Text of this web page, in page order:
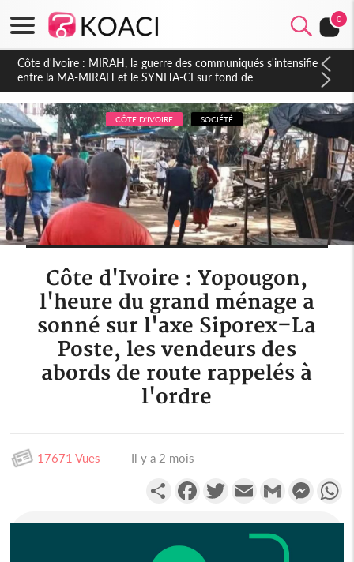
0
Côte d'Ivoire : Indépendance 2026, Thiam plaide pour un
environnement démocratique plus apaisé
CÔTE D'IVOIRE SOCIÉTÉ
Côte d'Ivoire : Yopougon,
l'heure du grand ménage a
sonné sur l'axe Siporex–La
Poste, les vendeurs des
abords de route rappelés à
l'ordre
17671 Vues Il y a 2 mois
PartagerFacebookTwitterEmail Gmail